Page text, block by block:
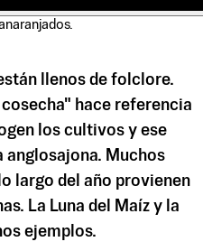
llenos de folclore.
hace referencia
los cultivos y ese
anglosajona. Muchos
largo del año provienen
La Luna del Maíz y la
ejemplos.